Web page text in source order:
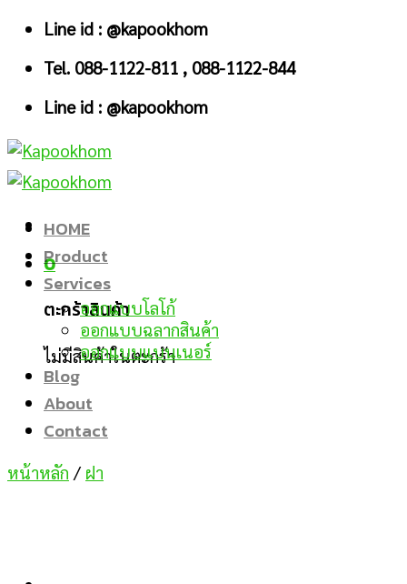
Skip
content
Line id : @kapookhom
Tel. 088-1122-811 , 088-1122-844
Line id : @kapookhom
0
ตะกร้าสินค้า
ไม่มีสินค้าในตะกร้า
HOME
Product
Services
ออกแบบโลโก้
ออกแบบฉลากสินค้า
ออกแบบแบนเนอร์
Blog
About
Contact
หน้าหลัก / ฝา